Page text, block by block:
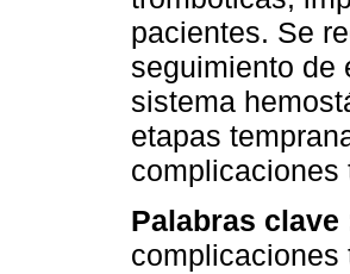
pacientes. Se
seguimiento de
sistema
etapas
complicaciones
Palabras clave
complicaciones